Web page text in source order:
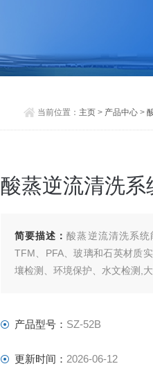
当前位置： 主页> 产品中心>
酸蒸逆流清洗系
简要描述：酸蒸逆流清洗系
TFM、PFA、玻璃和石英材质
壤检测、环境保护、水文检测,
产品型号： SZ-52B
更新时间： 2026-06-12